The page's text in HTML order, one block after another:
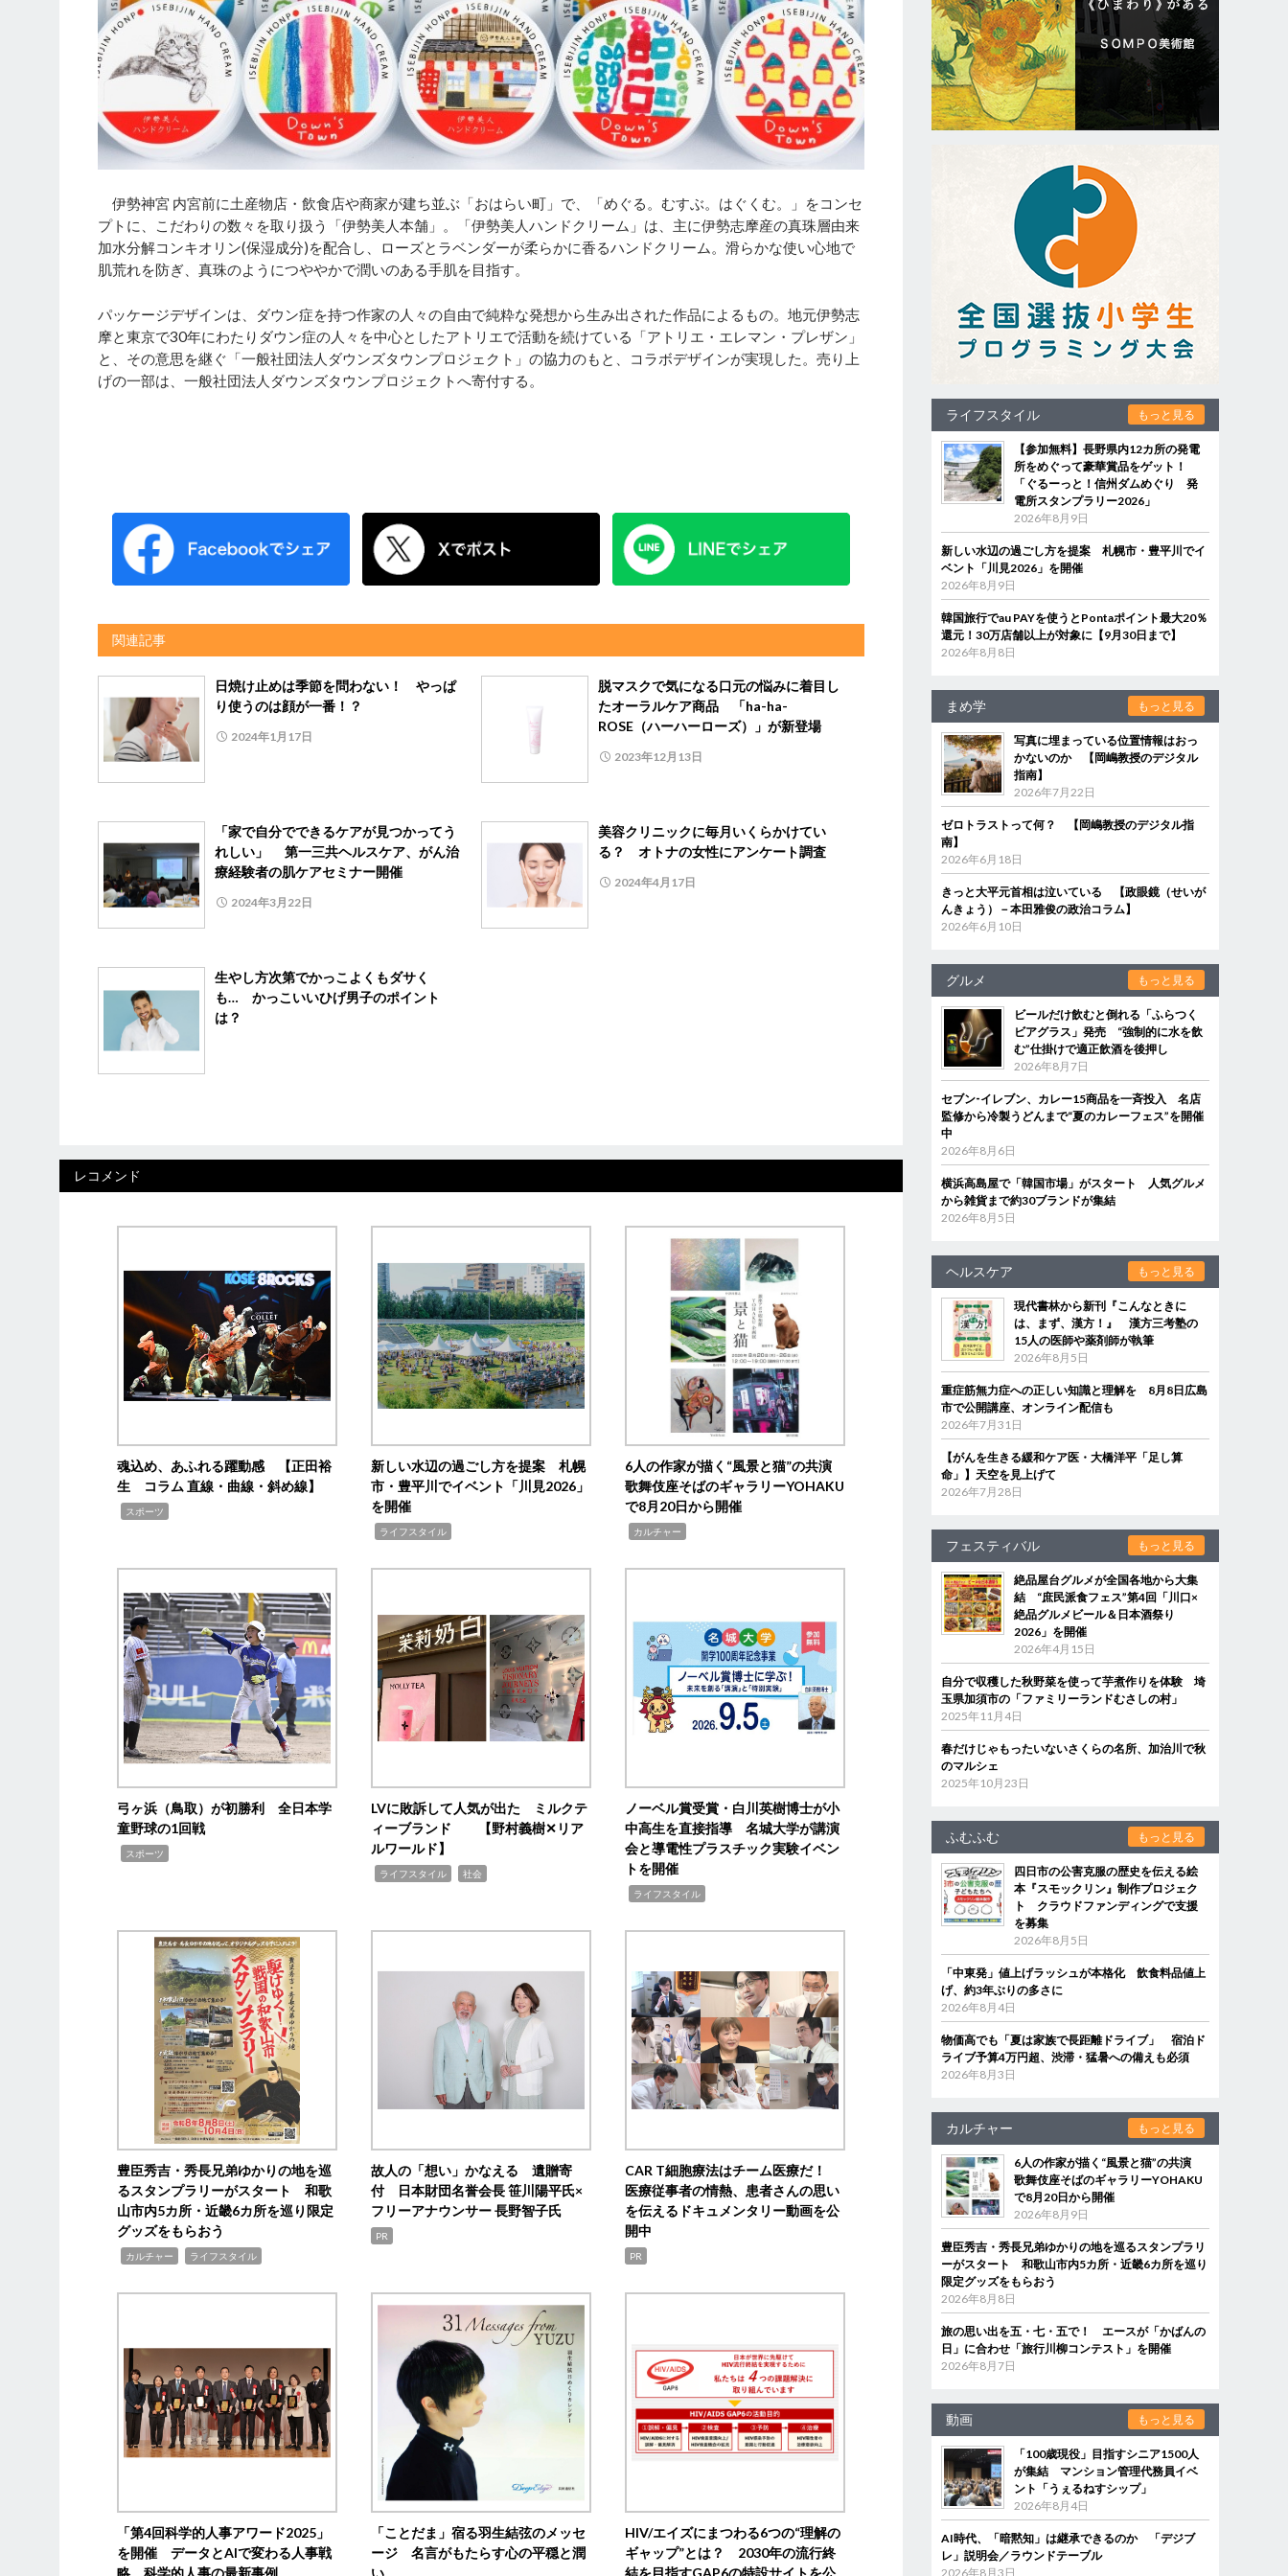
伊勢神宮 内宮前に土産物店・飲食店や商家が建ち並ぶ「おはらい町」で、「めぐる。むすぶ。はぐくむ。」をコンセ
プトに、こだわりの数々を取り扱う「伊勢美人本舗」。「伊勢美人ハンドクリーム」は、主に伊勢志摩産の真珠層由来
加水分解コンキオリン(保湿成分)を配合し、ローズとラベンダーが柔らかに香るハンドクリーム。滑らかな使い心地で
肌荒れを防ぎ、真珠のようにつややかで潤いのある手肌を目指す。
パッケージデザインは、ダウン症を持つ作家の人々の自由で純粋な発想から生み出された作品によるもの。地元伊勢志
摩と東京で30年にわたりダウン症の人々を中心としたアトリエで活動を続けている「アトリエ・エレマン・プレザン」
と、その意思を継ぐ「一般社団法人ダウンズタウンプロジェクト」の協力のもと、コラボデザインが実現した。売り上
げの一部は、一般社団法人ダウンズタウンプロジェクトへ寄付する。
関連記事
日焼け止めは季節を問わない！ やっぱ
り使うのは顔が一番！？
2024年1月17日
脱マスクで気になる口元の悩みに着目し
たオーラルケア商品 「ha-ha-
ROSE（ハーハーローズ）」が新登場
2023年12月13日
「家で自分でできるケアが見つかってう
れしい」 第一三共ヘルスケア、がん治
療経験者の肌ケアセミナー開催
2024年3月22日
美容クリニックに毎月いくらかけてい
る？ オトナの女性にアンケート調査
2024年4月17日
生やし方次第でかっこよくもダサく
も… かっこいいひげ男子のポイント
は？
レコメンド
魂込め、あふれる躍動感 【正田裕
生 コラム 直線・曲線・斜め線】
スポーツ
新しい水辺の過ごし方を提案 札幌
市・豊平川でイベント「川見2026」
を開催
ライフスタイル
6人の作家が描く“風景と猫”の共演
歌舞伎座そばのギャラリーYOHAKU
で8月20日から開催
カルチャー
弓ヶ浜（鳥取）が初勝利 全日本学
童野球の1回戦
スポーツ
LVに敗訴して人気が出た ミルクテ
ィーブランド 【野村義樹✕リア
ルワールド】
ライフスタイル 社会
ノーベル賞受賞・白川英樹博士が小
中高生を直接指導 名城大学が講演
会と導電性プラスチック実験イベン
トを開催
ライフスタイル
豊臣秀吉・秀長兄弟ゆかりの地を巡
るスタンプラリーがスタート 和歌
山市内5カ所・近畿6カ所を巡り限定
グッズをもらおう
カルチャー ライフスタイル
故人の「想い」かなえる 遺贈寄
付 日本財団名誉会長 笹川陽平氏×
フリーアナウンサー 長野智子氏
PR
CAR T細胞療法はチーム医療だ！
医療従事者の情熱、患者さんの思い
を伝えるドキュメンタリー動画を公
開中
PR
「第4回科学的人事アワード2025」
を開催 データとAIで変わる人事戦
「ことだま」宿る羽生結弦のメッセ
ージ 名言がもたらす心の平穏と潤
HIV/エイズにまつわる6つの“理解の
ギャップ”とは？ 2030年の流行終
ライフスタイル もっと見る
【参加無料】長野県内12カ所の発電
所をめぐって豪華賞品をゲット！
「ぐるーっと！信州ダムめぐり 発
電所スタンプラリー2026」
2026年8月9日
新しい水辺の過ごし方を提案 札幌市・豊平川でイ
ベント「川見2026」を開催
2026年8月9日
韓国旅行でau PAYを使うとPontaポイント最大20％
還元！30万店舗以上が対象に【9月30日まで】
2026年8月8日
まめ学 もっと見る
写真に埋まっている位置情報はおっ
かないのか 【岡嶋教授のデジタル
指南】
2026年7月22日
ゼロトラストって何？ 【岡嶋教授のデジタル指
南】
2026年6月18日
きっと大平元首相は泣いている 【政眼鏡（せいが
んきょう）－本田雅俊の政治コラム】
2026年6月10日
グルメ もっと見る
ビールだけ飲むと倒れる「ふらつく
ビアグラス」発売 “強制的に水を飲
む”仕掛けで適正飲酒を後押し
2026年8月7日
セブン‐イレブン、カレー15商品を一斉投入 名店
監修から冷製うどんまで“夏のカレーフェス”を開催
中
2026年8月6日
横浜高島屋で「韓国市場」がスタート 人気グルメ
から雑貨まで約30ブランドが集結
2026年8月5日
ヘルスケア もっと見る
現代書林から新刊『こんなときに
は、まず、漢方！』 漢方三考塾の
15人の医師や薬剤師が執筆
2026年8月5日
重症筋無力症への正しい知識と理解を 8月8日広島
市で公開講座、オンライン配信も
2026年7月31日
【がんを生きる緩和ケア医・大橋洋平「足し算
命」】天空を見上げて
2026年7月28日
フェスティバル もっと見る
絶品屋台グルメが全国各地から大集
結 “庶民派食フェス”第4回「川口×
絶品グルメビール＆日本酒祭り
2026」を開催
2026年4月15日
自分で収穫した秋野菜を使って芋煮作りを体験 埼
玉県加須市の「ファミリーランドむさしの村」
2025年11月4日
春だけじゃもったいないさくらの名所、加治川で秋
のマルシェ
2025年10月23日
ふむふむ もっと見る
四日市の公害克服の歴史を伝える絵
本『スモックリン』制作プロジェク
ト クラウドファンディングで支援
を募集
2026年8月5日
「中東発」値上げラッシュが本格化 飲食料品値上
げ、約3年ぶりの多さに
2026年8月4日
物価高でも「夏は家族で長距離ドライブ」 宿泊ド
ライブ予算4万円超、渋滞・猛暑への備えも必須
2026年8月3日
カルチャー もっと見る
6人の作家が描く“風景と猫”の共演
歌舞伎座そばのギャラリーYOHAKU
で8月20日から開催
2026年8月9日
豊臣秀吉・秀長兄弟ゆかりの地を巡るスタンプラリ
ーがスタート 和歌山市内5カ所・近畿6カ所を巡り
限定グッズをもらおう
2026年8月8日
旅の思い出を五・七・五で！ エースが「かばんの
日」に合わせ「旅行川柳コンテスト」を開催
2026年8月7日
動画 もっと見る
「100歳現役」目指すシニア1500人
が集結 マンション管理代務員イベ
ント「うぇるねすシップ」
2026年8月4日
AI時代、「暗黙知」は継承できるのか 「デジブ
レ」説明会／ラウンドテーブル
2026年8月3日